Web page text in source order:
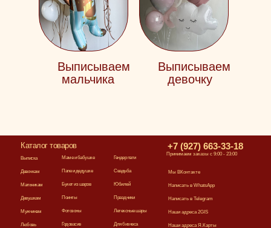
мальчика
Выписываем
девочку
Выписываем
+7 (927) 663-33-18
Принимаем заказы с 9:00 - 23:00
Мы ВКонтакте
Написать в WhatsApp
Написать в Telegram
Наши адреса 2GIS
Наши адреса Я.Карты
Выписка Гендер пати
Свадьба
Юбилей
Праздники
Летексные шары
Для бизнеса
Маме и бабушке
Букет из шаров
Поинты
Фотозоны
Годовасие
Папе и дедушке
Мальчикам
Девушкам
Мужчинам
Любовь
Девочкам
Каталог товаров